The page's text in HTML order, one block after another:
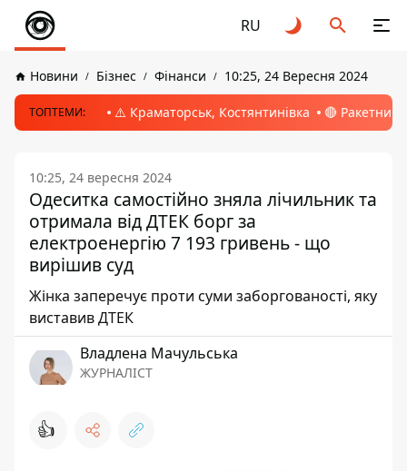
RU
Новини Бізнес Фінанси 10:25, 24 Вересня 2024
ТОПТЕМИ: ⚠️ Краматорськ, Костянтинівка 🔴 Ракетний
10:25, 24 вересня 2024
Одеситка самостійно зняла лічильник та
отримала від ДТЕК борг за
електроенергію 7 193 гривень - що
вирішив суд
Жінка заперечує проти суми заборгованості, яку
виставив ДТЕК
Владлена Мачульська
ЖУРНАЛІСТ
👍